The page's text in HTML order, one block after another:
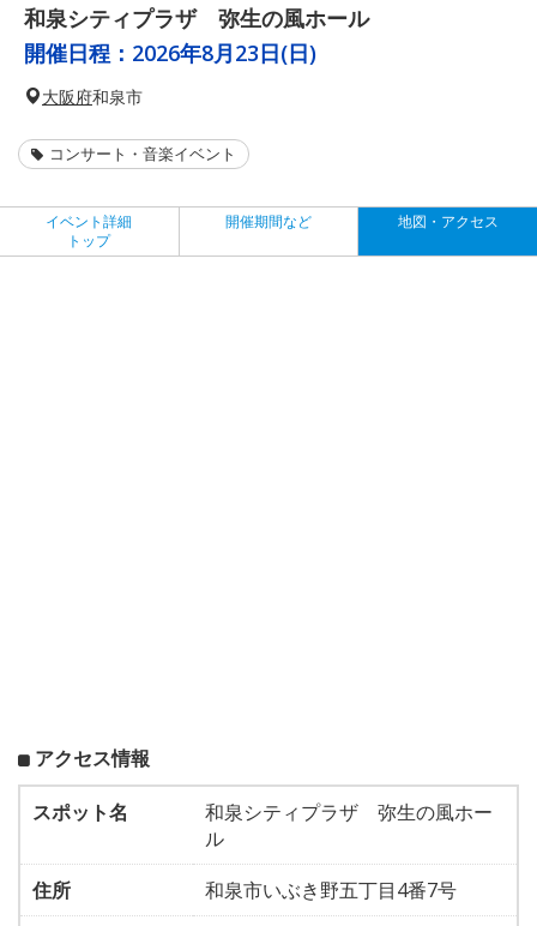
和泉シティプラザ 弥生の風ホール
開催日程： 2026年8月23日(日)
大阪府和泉市
コンサート・音楽イベント
イベント詳細
トップ
開催期間など 地図・アクセス
アクセス情報
スポット名
和泉シティプラザ 弥生の風ホー
ル
住所
和泉市いぶき野五丁目4番7号